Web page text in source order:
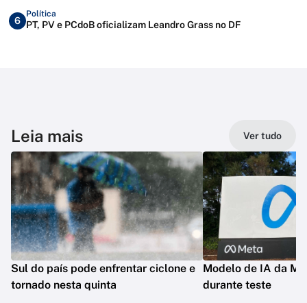
6
Política
PT, PV e PCdoB oficializam Leandro Grass no DF
Leia mais Ver tudo
Sul do país pode enfrentar ciclone e
tornado nesta quinta
Modelo de IA da
durante teste